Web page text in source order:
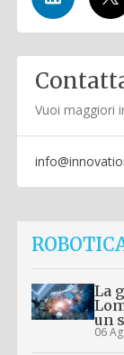
Vuoi maggiori
La
un
06